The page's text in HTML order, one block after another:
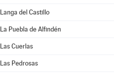
Langa del Castillo
La Puebla de Alfindén
Las Cuerlas
Las Pedrosas